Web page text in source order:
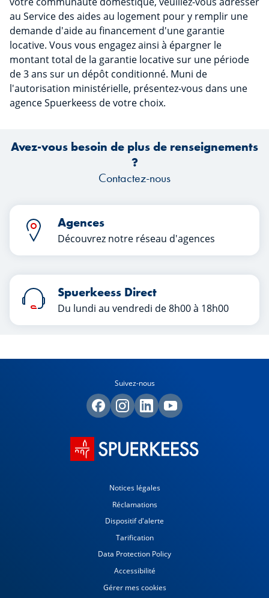
au Service des aides au logement pour y remplir une
demande d'aide au financement d'une garantie
locative. Vous vous engagez ainsi à épargner le
montant total de la garantie locative sur une période
de 3 ans sur un dépôt conditionné. Muni de
l'autorisation ministérielle, présentez-vous dans une
agence Spuerkeess de votre choix.
Avez-vous besoin de plus de renseignements
?
Contactez-nous
Agences
Découvrez notre réseau d'agences
Spuerkeess Direct
Du lundi au vendredi de 8h00 à 18h00
Suivez-nous
Notices légales
Réclamations
Dispositif d'alerte
Tarification
Data Protection Policy
Accessibilité
Gérer mes cookies